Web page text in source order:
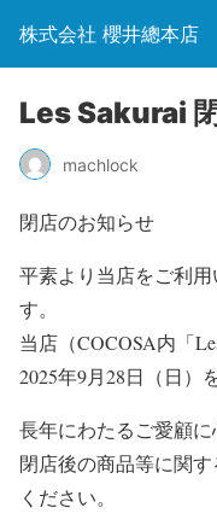
株式会社 櫻井總本店
Les Sakurai
machlock
閉店のお知らせ
平素より当店をご利
す。
当店（COCOSA内「
2025年9月28日（日）
長年にわたるご愛顧に
閉店後の商品等に関
ください。